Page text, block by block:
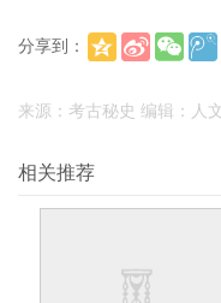
分享到：
来源：考古秘史 编辑：人
相关推荐